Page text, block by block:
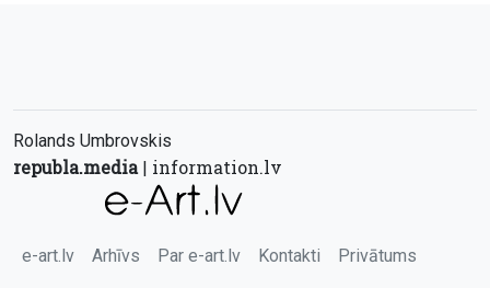
Rolands Umbrovskis
republa.media| information.lv
e-art.lv Arhīvs Par e-art.lv Kontakti Privātums